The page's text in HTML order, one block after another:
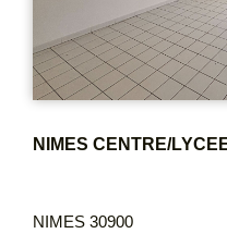
NIMES CENTRE/LYCEE DHUODA - RUE HENRI IV - STUDIO 21.32 M2 AU 1ER ETAGE
NIMES 30000